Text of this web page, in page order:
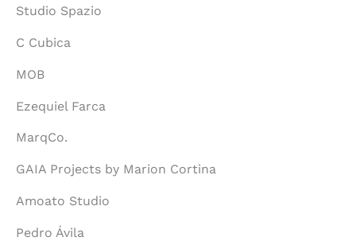
Studio Spazio
C Cubica
MOB
Ezequiel Farca
MarqCo.
GAIA Projects by Marion Cortina
Amoato Studio
Pedro Ávila